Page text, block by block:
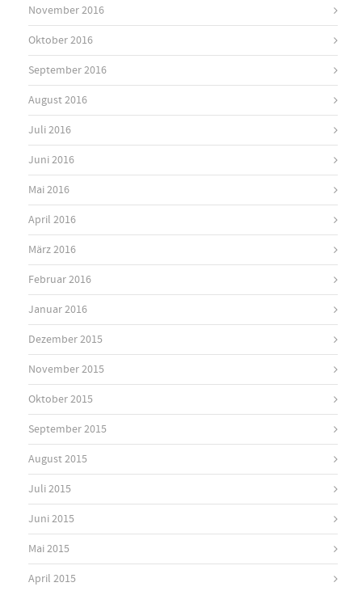
November 2016
Oktober 2016
September 2016
August 2016
Juli 2016
Juni 2016
Mai 2016
April 2016
März 2016
Februar 2016
Januar 2016
Dezember 2015
November 2015
Oktober 2015
September 2015
August 2015
Juli 2015
Juni 2015
Mai 2015
April 2015